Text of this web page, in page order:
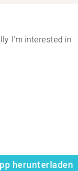
I'm interested in
herunterladen